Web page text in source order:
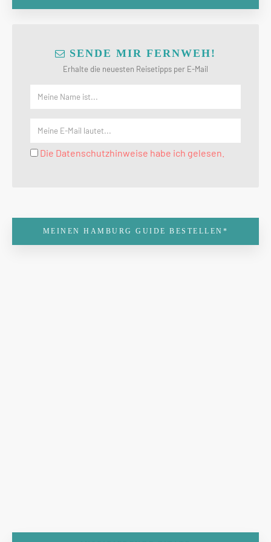
SENDE MIR FERNWEH!
Erhalte die neuesten Reisetipps per E-Mail
Die Datenschutzhinweise habe ich gelesen.
MEINEN HAMBURG GUIDE BESTELLEN*